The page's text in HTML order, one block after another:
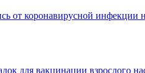
от коронавирусной инфекции
для вакцинации взрослого